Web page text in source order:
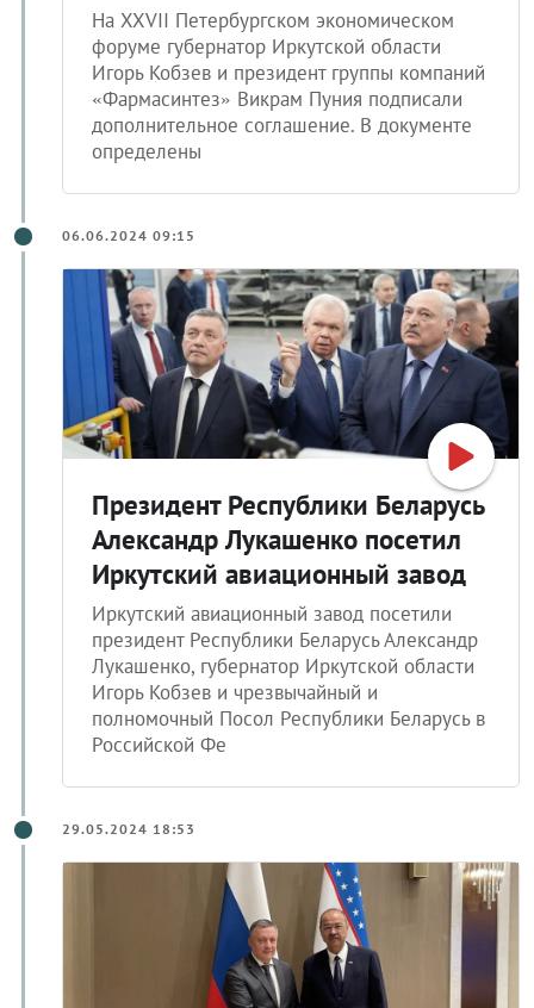
На XXVII Петербургском экономическом
форуме губернатор Иркутской области
Игорь Кобзев и президент группы компаний
«Фармасинтез» Викрам Пуния подписали
дополнительное соглашение. В документе
определены
06.06.2024 09:15
Президент Республики Беларусь
Александр Лукашенко посетил
Иркутский авиационный завод
Иркутский авиационный завод посетили
президент Республики Беларусь Александр
Лукашенко, губернатор Иркутской области
Игорь Кобзев и чрезвычайный и
полномочный Посол Республики Беларусь в
Российской Фе
29.05.2024 18:53